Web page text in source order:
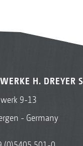
H. DREYER
9-13
- Germany